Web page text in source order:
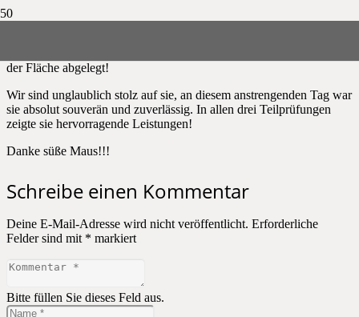
der Fläche abgelegt!
Wir sind unglaublich stolz auf sie, an diesem anstrengenden Tag war
sie absolut souverän und zuverlässig. In allen drei Teilprüfungen
zeigte sie hervorragende Leistungen!
Danke süße Maus!!!
Schreibe einen Kommentar
Deine E-Mail-Adresse wird nicht veröffentlicht. Erforderliche
Felder sind mit * markiert
Bitte füllen Sie dieses Feld aus.